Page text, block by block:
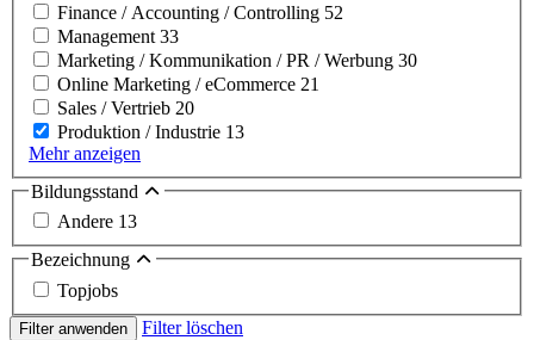
Finance / Accounting / Controlling 52
Management 33
Marketing / Kommunikation / PR / Werbung 30
Online Marketing / eCommerce 21
Sales / Vertrieb 20
Produktion / Industrie 13
Mehr anzeigen
Bildungsstand
Andere 13
Bezeichnung
Topjobs
Filter anwenden
Filter löschen